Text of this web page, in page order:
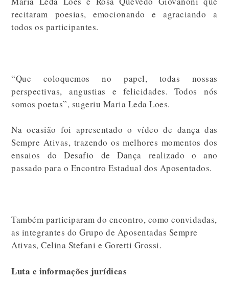
recitaram poesias, emocionando e agraciando a
todos os participantes.
“Que coloquemos no papel, todas nossas
perspectivas, angustias e felicidades. Todos nós
somos poetas”, sugeriu Maria Leda Loes.
Na ocasião foi apresentado o vídeo de dança das
Sempre Ativas, trazendo os melhores momentos dos
ensaios do Desafio de Dança realizado o ano
passado para o Encontro Estadual dos Aposentados.
Também participaram do encontro, como convidadas,
as integrantes do Grupo de Aposentadas Sempre
Ativas, Celina Stefani e Goretti Grossi.
Luta e informações jurídicas